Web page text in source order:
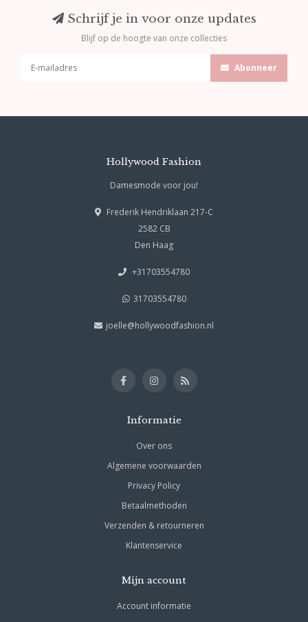
Schrijf je in voor onze updates
Blijf op de hoogte van onze collecties
Abonneer
Hollywood Fashion
Damesmode voor jou!
Frederik Hendriklaan 217-C
2582 CB
Den Haag
+31703554780
31703554780
joelle@hollywoodfashion.nl
Informatie
Over ons
Algemene voorwaarden
Privacy Policy
Betaalmethoden
Verzenden & retourneren
Klantenservice
Mijn account
Account informatie